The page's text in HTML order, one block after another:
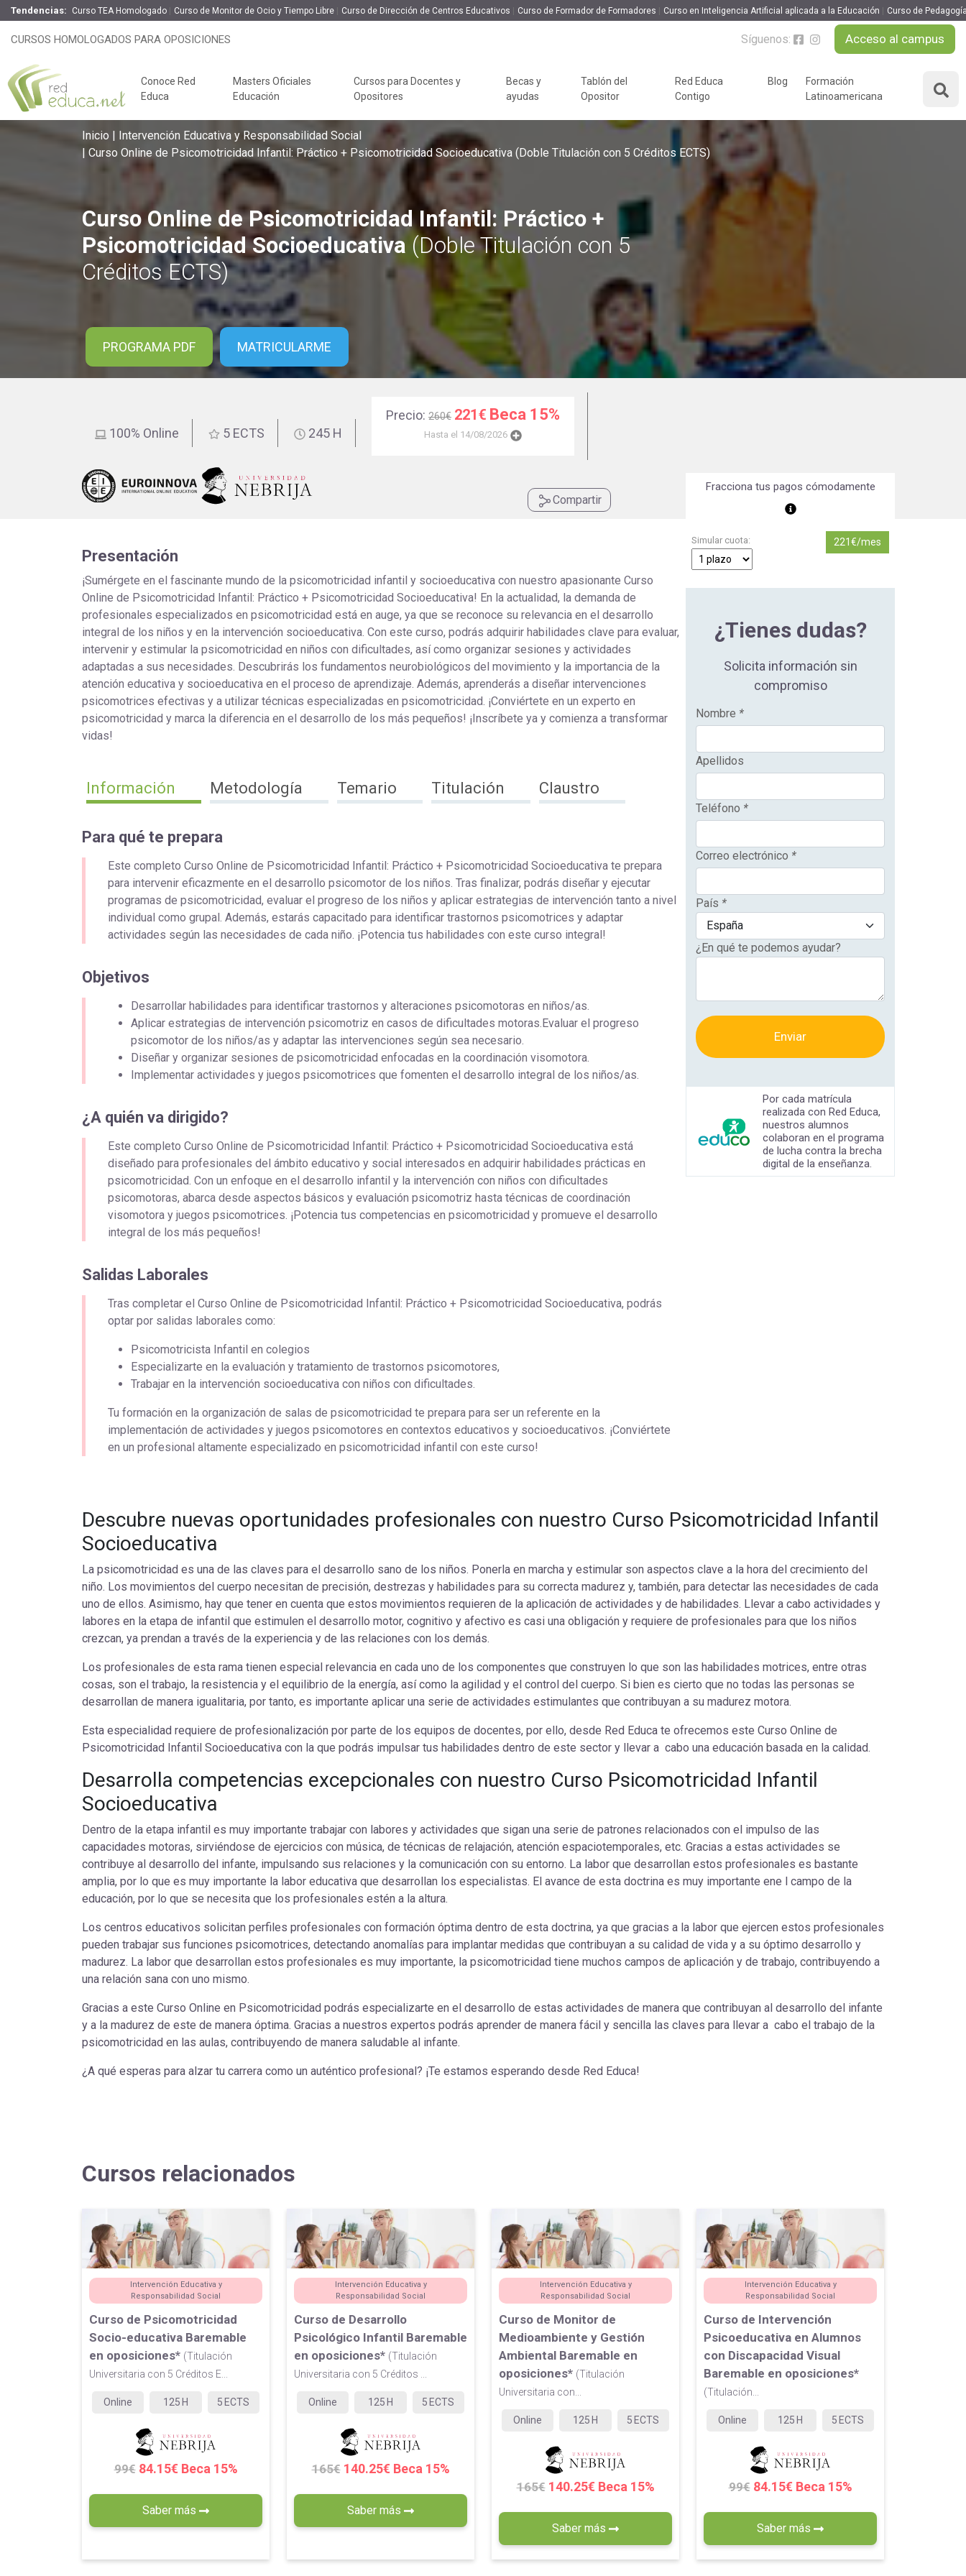
Tendencias: Curso TEA Homologado Curso de Monitor de Ocio y Tiempo Libre Curso de Dirección de Centros Educativos Curso de Formador de Formadores Curso en Inteligencia Artificial aplicada a la Educación Curso de
CURSOS HOMOLOGADOS PARA OPOSICIONES Síguenos: Acceso al campus
Conoce Red
Educa
CONOCE RED EDUCA
¿Quiénes somos?
Responsabilidad Social
Opiniones de Red Educa
Preguntas Frecuentes
Claustro
Modelo Académico
Masters Oficiales
Educación
Cursos para Docentes y
Opositores
Cursos para
Ver Cursos
TIPO DE PROGRAMA
Packs Formativos
Cursos Universitarios
con Doble Titulación
Cursos Profesionales
Masters con Titulación
Universitaria
Masteres Educación
Cursos Formación
Profesorado
Másteres Oficiales
ÁREAS DE FORMACIÓN
Desarrollo Personal y
Liderazgo
Educación y Docencia
Formación Empresarial
Orientación Laboral
Responsabilidad Social e
Intervención
Becas y
ayudas
Tablón del
Opositor
Claves del éxito
Oposiciones de
educación
CUERPO DE MAESTROS
Oposiciones Maestros
Temario Especialidades
Recursos Especialidades
Maestros
Oposiciones
Profesorado
Recursos Especialidades
Profesorado
Red Educa
Contigo
Webinars y podcast
Revista Innovación
Concurso Educando
Contexto Educativo
Blog
Formación
Latinoamericana
Curso Online de Psicomotricidad Infantil: Práctico + Psicomotricidad Socioeducativa
MATRICULARME
Inicio
Intervención Educativa y Responsabilidad Social
Curso Online de Psicomotricidad Infantil: Práctico + Psicomotricidad Socioeducativa (Doble Titulación con 5 Créditos ECTS)
Curso Online de Psicomotricidad Infantil: Práctico +
Psicomotricidad Socioeducativa (Doble Titulación con 5
Créditos ECTS)
PROGRAMA PDF MATRICULARME
100% Online 5 ECTS 245 H
Precio: 260€ 221€ Beca 15%
Hasta el 14/08/2026
Compartir
Presentación
¡Sumérgete en el fascinante mundo de la psicomotricidad infantil y socioeducativa con nuestro apasionante Curso
Online de Psicomotricidad Infantil: Práctico + Psicomotricidad Socioeducativa! En la actualidad, la demanda de
profesionales especializados en psicomotricidad está en auge, ya que se reconoce su relevancia en el desarrollo
integral de los niños y en la intervención socioeducativa. Con este curso, podrás adquirir habilidades clave para evaluar,
intervenir y estimular la psicomotricidad en niños con dificultades, así como organizar sesiones y actividades
adaptadas a sus necesidades. Descubrirás los fundamentos neurobiológicos del movimiento y la importancia de la
atención educativa y socioeducativa en el proceso de aprendizaje. Además, aprenderás a diseñar intervenciones
psicomotrices efectivas y a utilizar técnicas especializadas en psicomotricidad. ¡Conviértete en un experto en
psicomotricidad y marca la diferencia en el desarrollo de los más pequeños! ¡Inscríbete ya y comienza a transformar
vidas!
Información
Para qué te prepara
Este completo Curso Online de Psicomotricidad Infantil: Práctico + Psicomotricidad Socioeducativa te prepara
para intervenir eficazmente en el desarrollo psicomotor de los niños. Tras finalizar, podrás diseñar y ejecutar
programas de psicomotricidad, evaluar el progreso de los niños y aplicar estrategias de intervención tanto a nivel
individual como grupal. Además, estarás capacitado para identificar trastornos psicomotrices y adaptar
actividades según las necesidades de cada niño. ¡Potencia tus habilidades con este curso integral!
Objetivos
Desarrollar habilidades para identificar trastornos y alteraciones psicomotoras en niños/as.
Aplicar estrategias de intervención psicomotriz en casos de dificultades motoras.Evaluar el progreso
psicomotor de los niños/as y adaptar las intervenciones según sea necesario.
Diseñar y organizar sesiones de psicomotricidad enfocadas en la coordinación visomotora.
Implementar actividades y juegos psicomotrices que fomenten el desarrollo integral de los niños/as.
¿A quién va dirigido?
Este completo Curso Online de Psicomotricidad Infantil: Práctico + Psicomotricidad Socioeducativa está
diseñado para profesionales del ámbito educativo y social interesados en adquirir habilidades prácticas en
psicomotricidad. Con un enfoque en el desarrollo infantil y la intervención con niños con dificultades
psicomotoras, abarca desde aspectos básicos y evaluación psicomotriz hasta técnicas de coordinación
visomotora y juegos psicomotrices. ¡Potencia tus competencias en psicomotricidad y promueve el desarrollo
integral de los más pequeños!
Salidas Laborales
Tras completar el Curso Online de Psicomotricidad Infantil: Práctico + Psicomotricidad Socioeducativa, podrás
optar por salidas laborales como:
Psicomotricista Infantil en colegios
Especializarte en la evaluación y tratamiento de trastornos psicomotores,
Trabajar en la intervención socioeducativa con niños con dificultades.
Tu formación en la organización de salas de psicomotricidad te prepara para ser un referente en la
implementación de actividades y juegos psicomotores en contextos educativos y socioeducativos. ¡Conviértete
en un profesional altamente especializado en psicomotricidad infantil con este curso!
Metodología Temario Titulación Claustro
Fracciona tus pagos cómodamente
Simular cuota: 221€/mes
¿Tienes dudas?
Solicita información sin
compromiso
Nombre *
Apellidos
Teléfono *
Correo electrónico *
País *
¿En qué te podemos ayudar?
Enviar
Por cada matrícula
realizada con Red Educa,
nuestros alumnos
colaboran en el programa
de lucha contra la brecha
digital de la enseñanza.
Descubre nuevas oportunidades profesionales con nuestro Curso Psicomotricidad Infantil
Socioeducativa
La psicomotricidad es una de las claves para el desarrollo sano de los niños. Ponerla en marcha y estimular son aspectos clave a la hora del crecimiento del
niño. Los movimientos del cuerpo necesitan de precisión, destrezas y habilidades para su correcta madurez y, también, para detectar las necesidades de cada
uno de ellos. Asimismo, hay que tener en cuenta que estos movimientos requieren de la aplicación de actividades y de habilidades. Llevar a cabo actividades y
labores en la etapa de infantil que estimulen el desarrollo motor, cognitivo y afectivo es casi una obligación y requiere de profesionales para que los niños
crezcan, ya prendan a través de la experiencia y de las relaciones con los demás.
Los profesionales de esta rama tienen especial relevancia en cada uno de los componentes que construyen lo que son las habilidades motrices, entre otras
cosas, son el trabajo, la resistencia y el equilibrio de la energía, así como la agilidad y el control del cuerpo. Si bien es cierto que no todas las personas se
desarrollan de manera igualitaria, por tanto, es importante aplicar una serie de actividades estimulantes que contribuyan a su madurez motora.
Esta especialidad requiere de profesionalización por parte de los equipos de docentes, por ello, desde Red Educa te ofrecemos este Curso Online de
Psicomotricidad Infantil Socioeducativa con la que podrás impulsar tus habilidades dentro de este sector y llevar a cabo una educación basada en la calidad.
Desarrolla competencias excepcionales con nuestro Curso Psicomotricidad Infantil
Socioeducativa
Dentro de la etapa infantil es muy importante trabajar con labores y actividades que sigan una serie de patrones relacionados con el impulso de las
capacidades motoras, sirviéndose de ejercicios con música, de técnicas de relajación, atención espaciotemporales, etc. Gracias a estas actividades se
contribuye al desarrollo del infante, impulsando sus relaciones y la comunicación con su entorno. La labor que desarrollan estos profesionales es bastante
amplia, por lo que es muy importante la labor educativa que desarrollan los especialistas. El avance de esta doctrina es muy importante ene l campo de la
educación, por lo que se necesita que los profesionales estén a la altura.
Los centros educativos solicitan perfiles profesionales con formación óptima dentro de esta doctrina, ya que gracias a la labor que ejercen estos profesionales
pueden trabajar sus funciones psicomotrices, detectando anomalías para implantar medidas que contribuyan a su calidad de vida y a su óptimo desarrollo y
madurez. La labor que desarrollan estos profesionales es muy importante, la psicomotricidad tiene muchos campos de aplicación y de trabajo, contribuyendo a
una relación sana con uno mismo.
Gracias a este Curso Online en Psicomotricidad podrás especializarte en el desarrollo de estas actividades de manera que contribuyan al desarrollo del infante
y a la madurez de este de manera óptima. Gracias a nuestros expertos podrás aprender de manera fácil y sencilla las claves para llevar a cabo el trabajo de la
psicomotricidad en las aulas, contribuyendo de manera saludable al infante.
¿A qué esperas para alzar tu carrera como un auténtico profesional? ¡Te estamos esperando desde Red Educa!
Cursos relacionados
Intervención Educativa y
Responsabilidad Social
Curso de Psicomotricidad
Socio-educativa Baremable
en oposiciones* (Titulación
Universitaria con 5 Créditos E...
Online 125 H 5 ECTS
99€ 84.15€ Beca 15%
Saber más
Intervención Educativa y
Responsabilidad Social
Curso de Desarrollo
Psicológico Infantil Baremable
en oposiciones* (Titulación
Universitaria con 5 Créditos ...
Online 125 H 5 ECTS
165€ 140.25€ Beca 15%
Saber más
Intervención Educativa y
Responsabilidad Social
Curso de Monitor de
Medioambiente y Gestión
Ambiental Baremable en
oposiciones* (Titulación
Universitaria con...
Online 125 H 5 ECTS
165€ 140.25€ Beca 15%
Saber más
Intervención Educativa y
Responsabilidad Social
Curso de Intervención
Psicoeducativa en Alumnos
con Discapacidad Visual
Baremable en oposiciones*
(Titulación...
Online 125 H 5 ECTS
99€ 84.15€ Beca 15%
Saber más